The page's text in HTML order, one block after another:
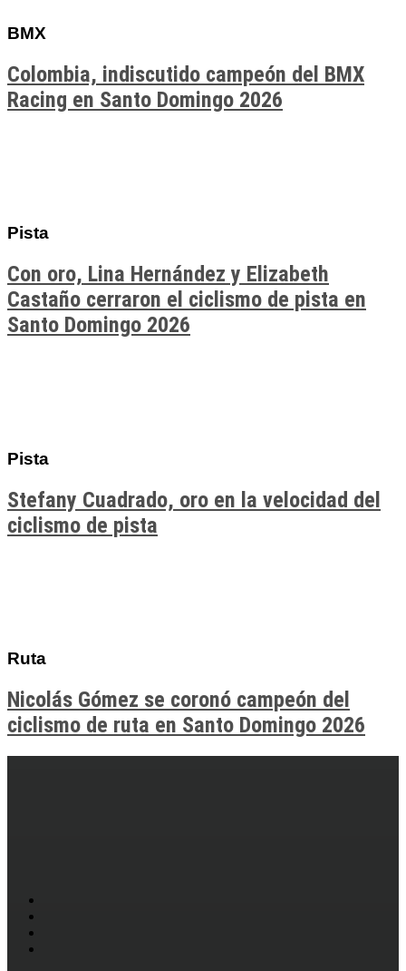
BMX
Colombia, indiscutido campeón del BMX
Racing en Santo Domingo 2026
Pista
Con oro, Lina Hernández y Elizabeth
Castaño cerraron el ciclismo de pista en
Santo Domingo 2026
Pista
Stefany Cuadrado, oro en la velocidad del
ciclismo de pista
Ruta
Nicolás Gómez se coronó campeón del
ciclismo de ruta en Santo Domingo 2026